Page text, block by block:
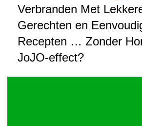
Verbranden Met
Gerechten en
Recepten … Zonder
JoJO-effect?